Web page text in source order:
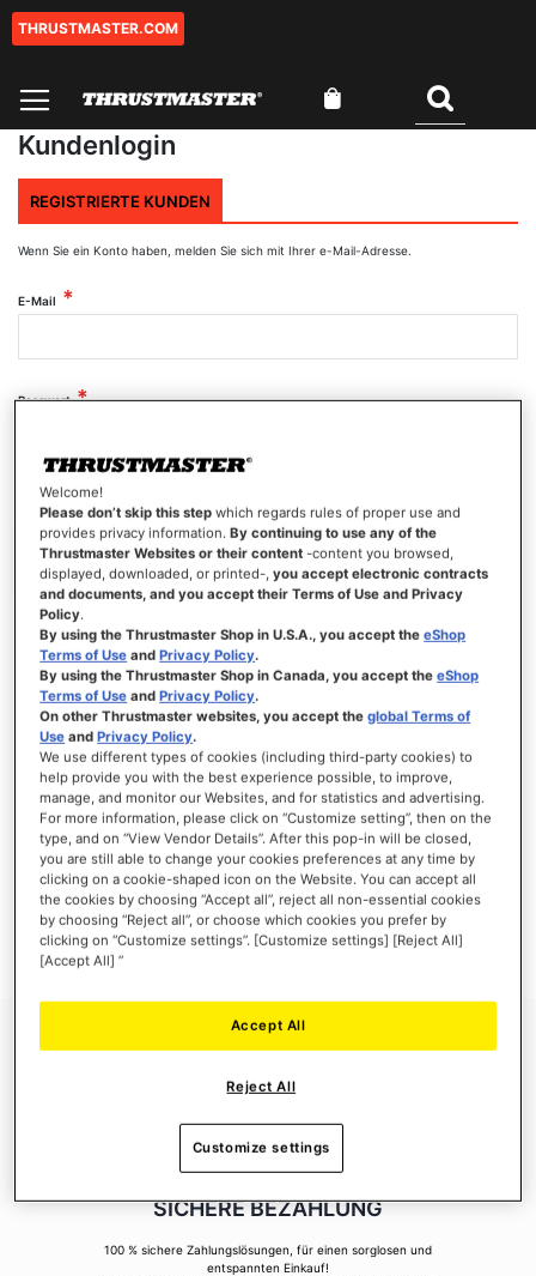
Zum
THRUSTMASTER.COM
Mein Warenkorb
Kundenlogin
REGISTRIERTE KUNDEN
Wenn Sie ein Konto haben, melden Sie sich mit Ihrer e-Mail-Adresse.
E-Mail
Passwort
Passwort anzeigen
ANMELDEN
Passwort vergessen?
NEUE KUNDEN
Ihre Anmeldung hat viele Vorteile: schnellerer Bestellvorgang, speichern von mehreren
Adressen, Sendungsverfolgung und vieles mehr.
EIN KONTO ERSTELLEN
SICHERE BEZAHLUNG
100 % sichere Zahlungslösungen, für einen sorglosen und
entspannten Einkauf!
Welcome!
Please don’t skip this step which regards rules of proper use and
provides privacy information.By continuing to use any of the
Thrustmaster Websites or their content -content you browsed,
displayed, downloaded, or printed-,you accept electronic contracts
and documents, and you accept their Terms of Use and Privacy
Policy.
By using the Thrustmaster Shop in U.S.A., you accept theeShop
Terms of Use andPrivacy Policy.
By using the Thrustmaster Shop in Canada, you accept theeShop
Terms of Use andPrivacy Policy.
On other Thrustmaster websites, you accept theglobal Terms of
Use andPrivacy Policy.
We use different types of cookies (including third-party cookies) to
help provide you with the best experience possible, to improve,
manage, and monitor our Websites, and for statistics and advertising.
For more information, please click on “Customize setting”, then on the
type, and on “View Vendor Details”. After this pop-in will be closed,
you are still able to change your cookies preferences at any time by
clicking on a cookie-shaped icon on the Website. You can accept all
the cookies by choosing “Accept all”, reject all non-essential cookies
by choosing “Reject all”, or choose which cookies you prefer by
clicking on “Customize settings”. [Customize settings] [Reject All]
[Accept All] ”
Reject All
Accept All
Customize settings